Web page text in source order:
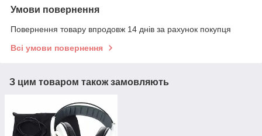
Умови повернення
Повернення товару впродовж 14 днів за рахунок покупця
Всі умови повернення
З цим товаром також замовляють